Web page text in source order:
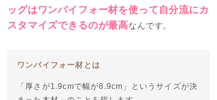
ッグはワンバイフォー材を使って自分流にカ
スタマイズできるのが最高なんです。
ワンバイフォー材とは
「厚さが1.9cmで幅が8.9cm」というサイズが決